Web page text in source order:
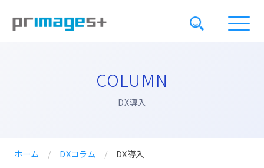
COLUMN
DX導入
ホーム / DXコラム / DX導入